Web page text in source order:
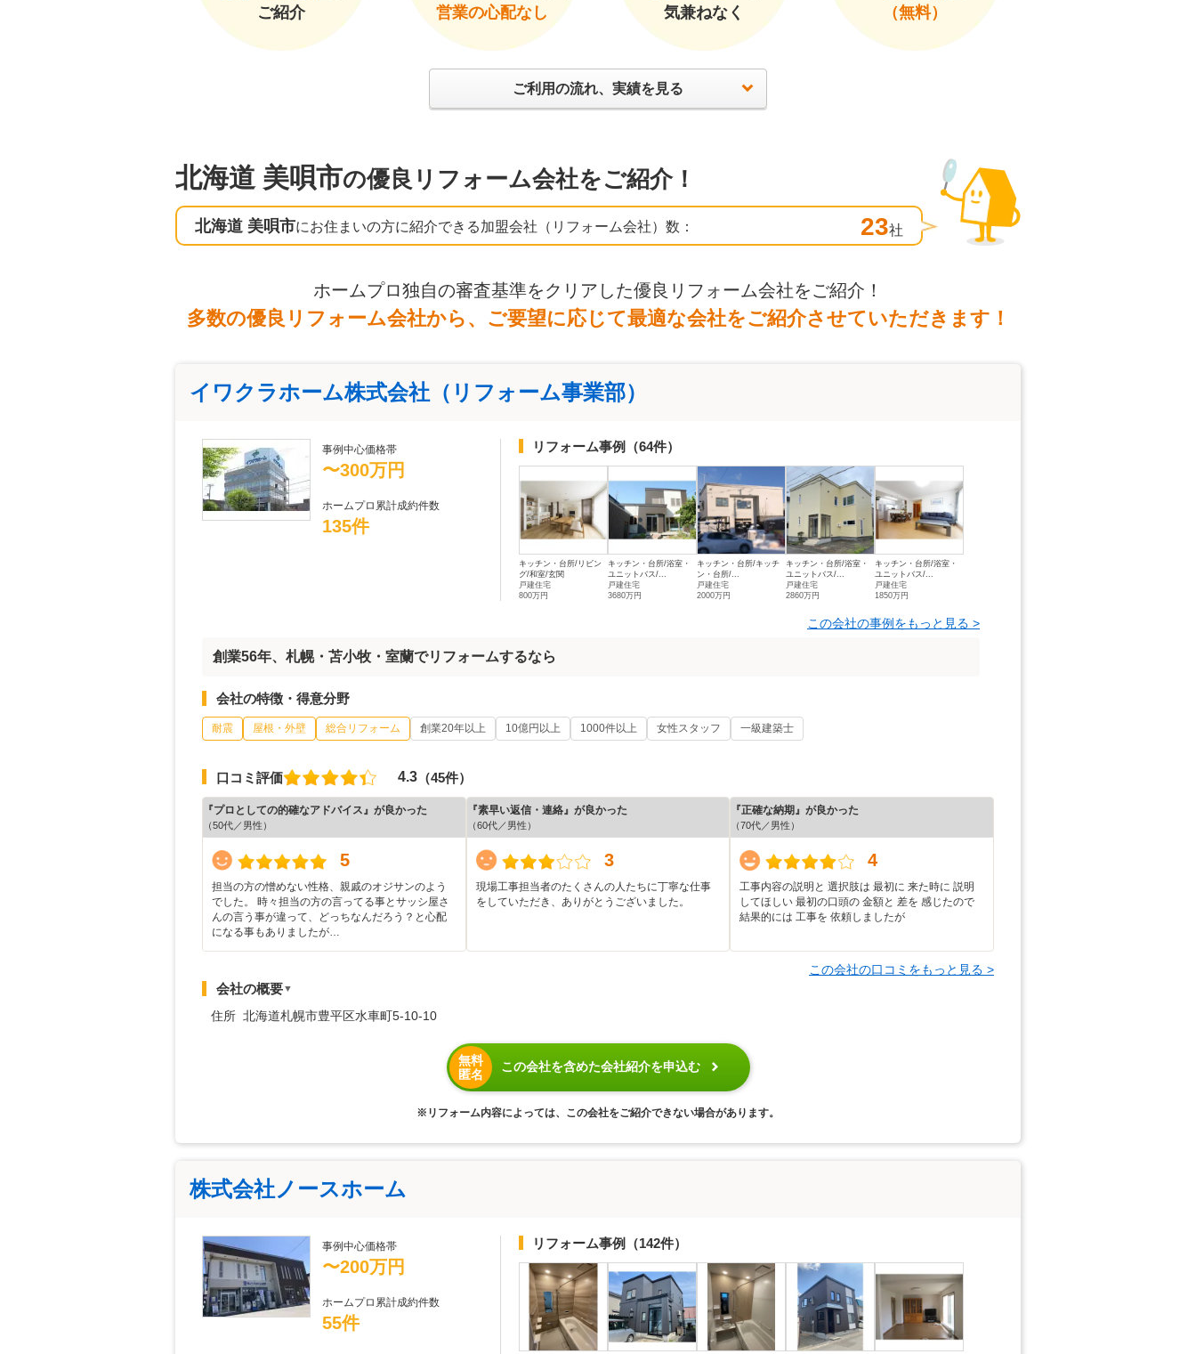
ご紹介
営業の心配なし
気兼ねなく
（無料）
ご利用の流れ、実績を見る
北海道 美唄市の優良リフォーム会社をご紹介！
北海道 美唄市にお住まいの方に紹介できる加盟会社（リフォーム会社）数： 23社
ホームプロ独自の審査基準をクリアした優良リフォーム会社をご紹介！
多数の優良リフォーム会社から、ご要望に応じて最適な会社をご紹介させていただきます！
イワクラホーム株式会社（リフォーム事業部）
事例中心価格帯
〜300万円
ホームプロ累計成約件数
135件
リフォーム事例 （64件）
キッチン・台所/リビン
グ/和室/玄関
戸建住宅
800万円
キッチン・台所/浴室・
ユニットバス/...
戸建住宅
3680万円
キッチン・台所/キッチ
ン・台所/...
戸建住宅
2000万円
キッチン・台所/浴室・
ユニットバス/...
戸建住宅
2860万円
キッチン・台所/浴室・
ユニットバス/...
戸建住宅
1850万円
この会社の事例をもっと見る >
創業56年、札幌・苫小牧・室蘭でリフォームするなら
会社の特徴・得意分野
耐震 屋根・外壁 総合リフォーム 創業20年以上 10億円以上 1000件以上 女性スタッフ 一級建築士
口コミ評価 4.3 （45件）
『プロとしての的確なアドバイス』が良かった
（50代／男性）
5
担当の方の憎めない性格、親戚のオジサンのよう
でした。 時々担当の方の言ってる事とサッシ屋さ
んの言う事が違って、どっちなんだろう？と心配
になる事もありましたが…
『素早い返信・連絡』が良かった
（60代／男性）
3
現場工事担当者のたくさんの人たちに丁寧な仕事
をしていただき、ありがとうございました。
『正確な納期』が良かった
（70代／男性）
4
工事内容の説明と 選択肢は 最初に 来た時に 説明
してほしい 最初の口頭の 金額と 差を 感じたので
結果的には 工事を 依頼しましたが
この会社の口コミをもっと見る >
会社の概要▼
住所 北海道札幌市豊平区水車町5-10-10
無料
匿名
この会社を含めた会社紹介を申込む
※リフォーム内容によっては、この会社をご紹介できない場合があります。
株式会社ノースホーム
事例中心価格帯
〜200万円
ホームプロ累計成約件数
55件
リフォーム事例 （142件）